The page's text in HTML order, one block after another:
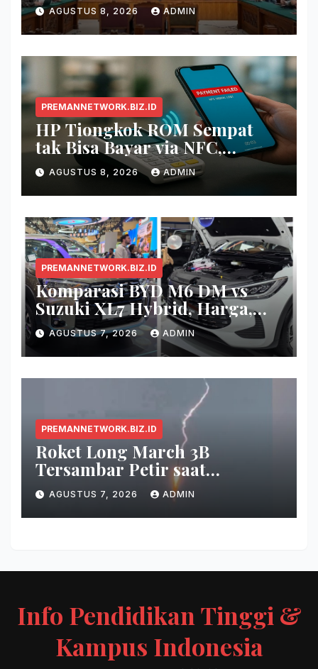
Kuota Haji 2024
AGUSTUS 8, 2026 ADMIN
PREMANNETWORK.BIZ.ID
HP Tiongkok ROM Sempat
tak Bisa Bayar via NFC,
Google Wallet Disorot
AGUSTUS 8, 2026 ADMIN
PREMANNETWORK.BIZ.ID
Komparasi BYD M6 DM vs
Suzuki XL7 Hybrid, Harga,
Fitur, dan Seberapa Irit?
AGUSTUS 7, 2026 ADMIN
PREMANNETWORK.BIZ.ID
Roket Long March 3B
Tersambar Petir saat
Meluncur, Misi Tetap Berhasil
AGUSTUS 7, 2026 ADMIN
Info Pendidikan Tinggi &
Kampus Indonesia